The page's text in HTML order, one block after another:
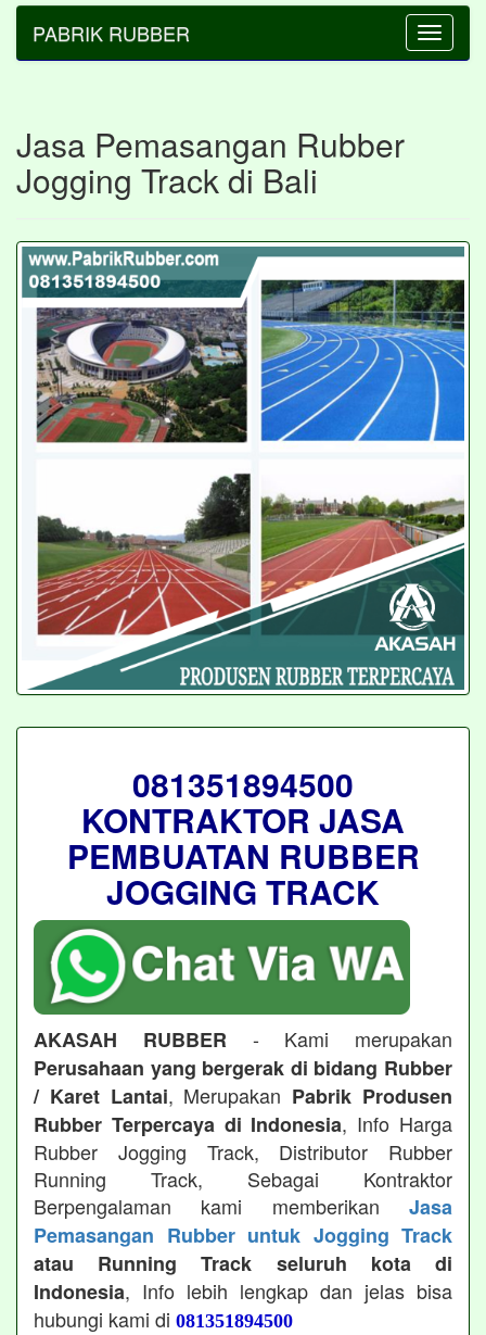
Toggle
PABRIK RUBBER
Jasa Pemasangan Rubber
Jogging Track di Bali
081351894500
KONTRAKTOR JASA
PEMBUATAN RUBBER
JOGGING TRACK
AKASAH RUBBER - Kami merupakan
Perusahaan yang bergerak di bidang Rubber
/ Karet Lantai, Merupakan Pabrik Produsen
Rubber Terpercaya di Indonesia, Info Harga
Rubber Jogging Track, Distributor Rubber
Running Track, Sebagai Kontraktor
Berpengalaman kami memberikan Jasa
Pemasangan Rubber untuk Jogging Track
atau Running Track seluruh kota di
Indonesia, Info lebih lengkap dan jelas bisa
hubungi kami di 081351894500